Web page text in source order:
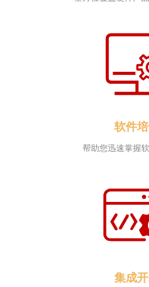
软件培
帮助您迅速掌握
集成